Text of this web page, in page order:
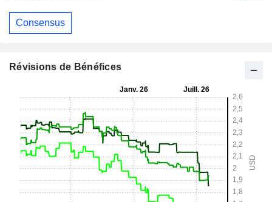
Consensus
Révisions de Bénéfices